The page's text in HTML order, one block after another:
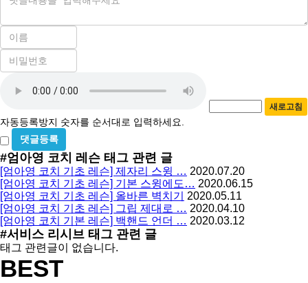
이
필
수
비
밀
수
록
방
지
새로고침
자동등록방지 숫자를 순서대로 입력하세요.
비
밀
글
사
용
#엄아영 코치 레슨 태그 관련 글
[엄아영 코치 기초 레슨] 제자리 스윙 … 2020.07.20
[엄아영 코치 기초 레슨] 기본 스윙에도… 2020.06.15
[엄아영 코치 기초 레슨] 올바른 벽치기
2020.05.11
[엄아영 코치 기초 레슨] 그립 제대로 … 2020.04.10
[엄아영 코치 기본 레슨] 백핸드 언더 … 2020.03.12
#서비스 리시브 태그 관련 글
태그 관련글이 없습니다.
BEST